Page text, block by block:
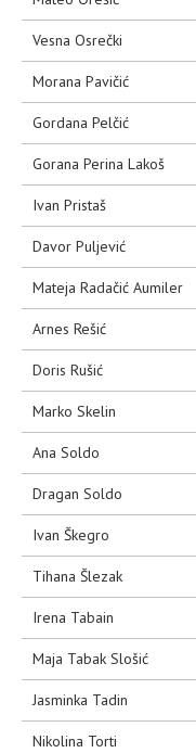
Vesna Osrečki
Morana Pavičić
Gordana Pelčić
Gorana Perina Lakoš
Ivan Pristaš
Davor Puljević
Mateja Radačić Aumiler
Arnes Rešić
Doris Rušić
Marko Skelin
Ana Soldo
Dragan Soldo
Ivan Škegro
Tihana Šlezak
Irena Tabain
Maja Tabak Slošić
Jasminka Tadin
Nikolina Torti